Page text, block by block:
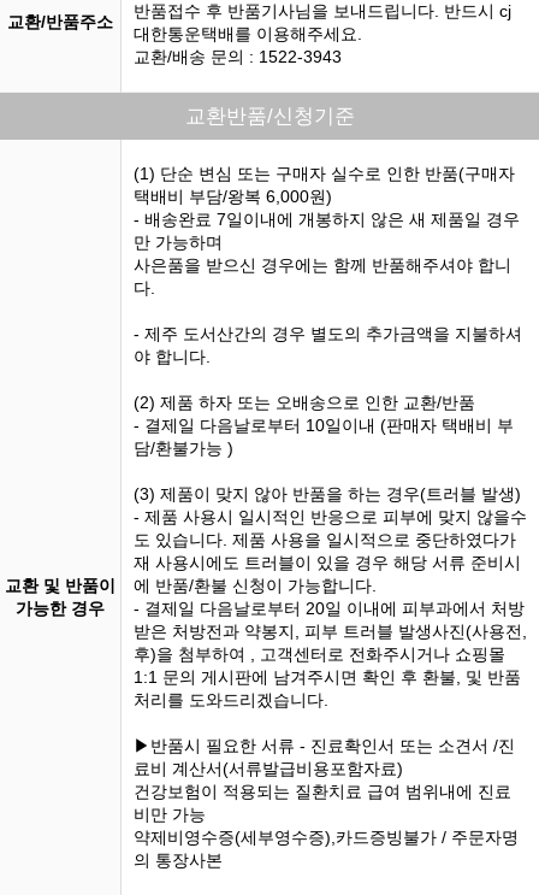
교환/반품주소
반품접수 후 반품기사님을 보내드립니다. 반드시 cj
대한통운택배를 이용해주세요.
교환/배송 문의 : 1522-3943
교환반품/신청기준
교환 및 반품이
가능한 경우
(1) 단순 변심 또는 구매자 실수로 인한 반품(구매자
택배비 부담/왕복 6,000원)
- 배송완료 7일이내에 개봉하지 않은 새 제품일 경우
만 가능하며
사은품을 받으신 경우에는 함께 반품해주셔야 합니
다.
- 제주 도서산간의 경우 별도의 추가금액을 지불하셔
야 합니다.
(2) 제품 하자 또는 오배송으로 인한 교환/반품
- 결제일 다음날로부터 10일이내 (판매자 택배비 부
담/환불가능 )
(3) 제품이 맞지 않아 반품을 하는 경우(트러블 발생)
- 제품 사용시 일시적인 반응으로 피부에 맞지 않을수
도 있습니다. 제품 사용을 일시적으로 중단하였다가
재 사용시에도 트러블이 있을 경우 해당 서류 준비시
에 반품/환불 신청이 가능합니다.
- 결제일 다음날로부터 20일 이내에 피부과에서 처방
받은 처방전과 약봉지, 피부 트러블 발생사진(사용전,
후)을 첨부하여 , 고객센터로 전화주시거나 쇼핑몰
1:1 문의 게시판에 남겨주시면 확인 후 환불, 및 반품
처리를 도와드리겠습니다.
▶반품시 필요한 서류 - 진료확인서 또는 소견서 /진
료비 계산서(서류발급비용포함자료)
건강보험이 적용되는 질환치료 급여 범위내에 진료
비만 가능
약제비영수증(세부영수증),카드증빙불가 / 주문자명
의 통장사본